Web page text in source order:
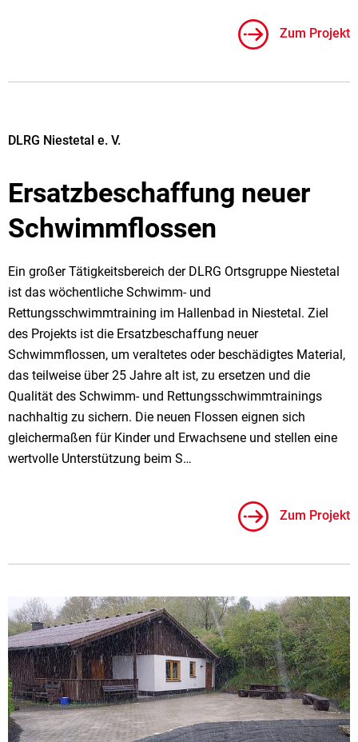
Zum Projekt
Ersatzbeschaffung neuer
Schwimmflossen
DLRG Niestetal e. V.
Ein großer Tätigkeitsbereich der DLRG Ortsgruppe Niestetal
ist das wöchentliche Schwimm- und
Rettungsschwimmtraining im Hallenbad in Niestetal. Ziel
des Projekts ist die Ersatzbeschaffung neuer
Schwimmflossen, um veraltetes oder beschädigtes Material,
das teilweise über 25 Jahre alt ist, zu ersetzen und die
Qualität des Schwimm- und Rettungsschwimmtrainings
nachhaltig zu sichern. Die neuen Flossen eignen sich
gleichermaßen für Kinder und Erwachsene und stellen eine
wertvolle Unterstützung beim S…
Zum Projekt